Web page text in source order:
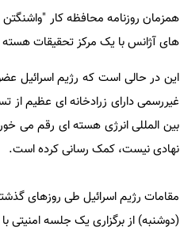
همزمان روزنامه محافظه کار
های آژانس با یک مرکز تحقیقات
این در حالی است که رژیم اسرائیل
غیررسمی دارای زرادخانه ای عظیم
بین المللی انرژی هسته ای رقم می
نهادی نیست، کمک رسانی کرده است.
مقامات رژیم اسرائیل طی روزهای
(دوشنبه) از برگزاری یک جلسه امنیتی